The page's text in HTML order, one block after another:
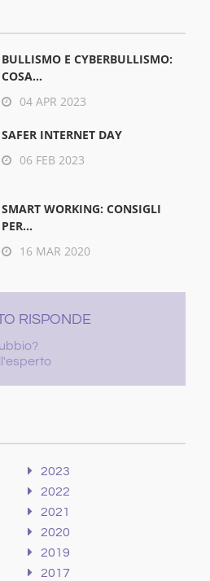
BULLISMO E CYBERBULLISMO:
COSA...
04 APR 2023
SAFER INTERNET DAY
06 FEB 2023
SMART WORKING: CONSIGLI
PER...
16 MAR 2020
RISPONDE
2023
2022
2021
2020
2019
2017